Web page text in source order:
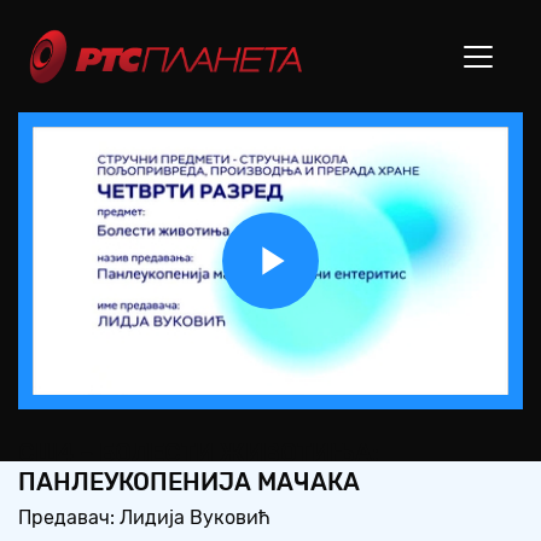
Play
Video
ПАНЛЕУКОПЕНИЈА МАЧАКА
Предавач: Лидија Вуковић